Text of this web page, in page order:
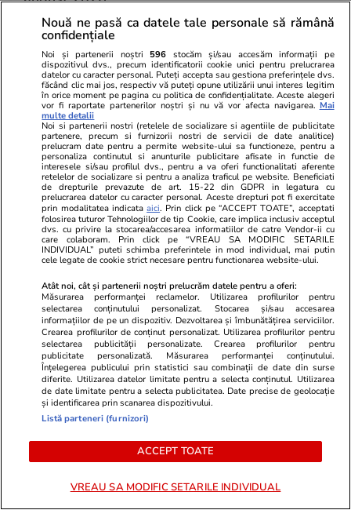
Un costum de baie obișnuit poate duce la o
amendă de sute de euro, în Spania:
„Respectați regula!”
Horoscop 27 iul.
Luna plină din 29 iulie deschide un nou capitol.
Este momentul astral care îți poate schimba
direcția vieții
„Trebuie să înțeleagă oamenii că
beneficii și
Nouă ne pasă ca datele tale personale să rămână
confidențiale
Noi și partenerii noștri 596 stocăm și/sau accesăm informații pe
dispozitivul dvs., precum identificatorii cookie unici pentru prelucrarea
datelor cu caracter personal. Puteți accepta sau gestiona preferințele dvs.
făcând clic mai jos, respectiv vă puteți opune utilizării unui interes legitim
în orice moment pe pagina cu politica de confidențialitate. Aceste alegeri
vor fi raportate partenerilor noștri și nu vă vor afecta navigarea. Mai
multe detalii
Noi si partenerii nostri (retelele de socializare si agentiile de publicitate
partenere, precum si furnizorii nostri de servicii de date analitice)
prelucram date pentru a permite website-ului sa functioneze, pentru a
personaliza continutul si anunturile publicitare afisate in functie de
interesele si/sau profilul dvs., pentru a va oferi functionalitati aferente
retelelor de socializare si pentru a analiza traficul pe website. Beneficiati
de drepturile prevazute de art. 15-22 din GDPR in legatura cu
prelucrarea datelor cu caracter personal. Aceste drepturi pot fi exercitate
prin modalitatea indicataaici. Prin click pe “ACCEPT TOATE”, acceptati
folosirea tuturor Tehnologiilor de tip Cookie, care implica inclusiv acceptul
dvs. cu privire la stocarea/accesarea informatiilor de catre Vendor-ii cu
care colaboram. Prin click pe “VREAU SA MODIFIC SETARILE
INDIVIDUAL” puteti schimba preferintele in mod individual, mai putin
cele legate de cookie strict necesare pentru functionarea website-ului.
Atât noi, cât și partenerii noștri prelucrăm datele pentru a oferi:
Măsurarea performanței reclamelor. Utilizarea profilurilor pentru
selectarea conținutului personalizat. Stocarea și/sau accesarea
informațiilor de pe un dispozitiv. Dezvoltarea și îmbunătățirea serviciilor.
Crearea profilurilor de conținut personalizat. Utilizarea profilurilor pentru
selectarea publicității personalizate. Crearea profilurilor pentru
publicitate personalizată. Măsurarea performanței conținutului.
Înțelegerea publicului prin statistici sau combinații de date din surse
diferite. Utilizarea datelor limitate pentru a selecta conținutul. Utilizarea
de date limitate pentru a selecta publicitatea. Date precise de geolocație
și identificarea prin scanarea dispozitivului.
Listă parteneri (furnizori)
ACCEPT TOATE
VREAU SA MODIFIC SETARILE INDIVIDUAL